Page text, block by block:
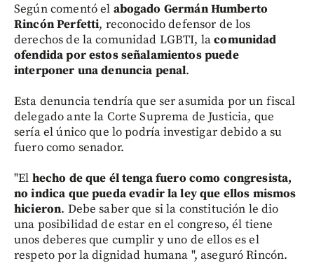
Según comentó el abogado Germán Humberto
Rincón Perfetti, reconocido defensor de los
derechos de la comunidad LGBTI, lacomunidad
ofendida por estos señalamientos puede
interponer una denuncia penal.
Esta denuncia tendría que ser asumida por un fiscal
delegado ante la Corte Suprema de Justicia, que
sería el único que lo podría investigar debido a su
fuero como senador.
"El hecho de que él tenga fuero como congresista,
no indica que pueda evadir la ley que ellos mismos
hicieron. Debe saber que si la constitución le dio
una posibilidad de estar en el congreso, él tiene
unos deberes que cumplir y uno de ellos es el
respeto por la dignidad humana ", aseguró Rincón.